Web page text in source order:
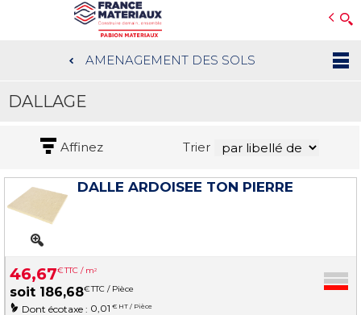
au
contenu
AMENAGEMENT DES SOLS
DALLAGE
Affinez Trier
DALLE ARDOISEE TON PIERRE
46,67€TTC / m2
soit 186,68€TTC / Pièce
Dont écotaxe : 0,01 € HT / Pièce